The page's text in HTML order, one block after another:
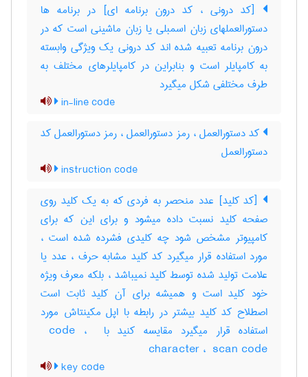
[کد درونی ، کد درون برنامه ای] در برنامه ها
دستورالعملهای زبان اسمبلی یا زبان ماشینی است که در
درون برنامه تعبیه شده اند کد درونی یک ویژگی وابسته
به کامپایلر است و بنابراین در کامپایلرهای مختلف به
طرف مختلفی شکل میگیرد
in-line code
کد دستورالعمل ، رمز دستورالعمل ، رمز دستورالعمل کد
دستورالعمل
instruction code
[کد کلید] عدد منحصر به فردی که به یک کلید روی
صفحه کلید نسبت داده میشود و برای این که برای
کامپیوتر مشخص شود چه کلیدی فشرده شده است ،
مورد استفاده قرار میگیرد کد کلید مشابه حرف ، عدد یا
علامت تولید شده توسط کلید نمیباشد ، بلکه معرف ویژه
خود کلید است و همیشه برای آن کلید ثابت است
اصطلاح کد کلید بیشتر در رابطه با اپل مکینتاش مورد
استفاده قرار میگیرد مقایسه کنید با ‎ code ، ‎
character ، ‎ scan code
key code